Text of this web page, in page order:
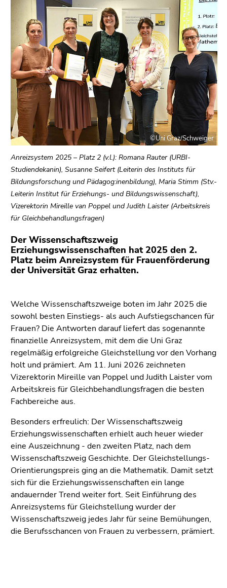
Sie diesen
Link.
Zum
Inhalt
(Zugriffstaste
1)
Zur
Positionsanzeige
(Zugriffstaste
2)
Zur
Hauptnavigation
(Zugriffstaste
3)
Zu
den
Zusatzinformationen
5)
Zu
den
(Zugriffstaste
8)
Zur
Suche
(Zugriffstaste
9)
©Uni Graz/Schweiger
Anreizsystem 2025 – Platz 2 (v.l.): Romana Rauter (URBI-
Studiendekanin), Susanne Seifert (Leiterin des Instituts für
Bildungsforschung und Pädagog:inenbildung), Maria Stimm (Stv.-
Leiterin Institut für Erziehungs- und Bildungswissenschaft),
Vizerektorin Mireille van Poppel und Judith Laister (Arbeitskreis
für Gleichbehandlungsfragen)
Der Wissenschaftszweig
Erziehungswissenschaften hat 2025 den 2.
Platz beim Anreizsystem für Frauenförderung
der Universität Graz erhalten.
Welche Wissenschaftszweige boten im Jahr 2025 die
sowohl besten Einstiegs- als auch Aufstiegschancen für
Frauen? Die Antworten darauf liefert das sogenannte
finanzielle Anreizsystem, mit dem die Uni Graz
regelmäßig erfolgreiche Gleichstellung vor den Vorhang
holt und prämiert. Am 11. Juni 2026 zeichneten
Vizerektorin Mireille van Poppel und Judith Laister vom
Arbeitskreis für Gleichbehandlungsfragen die besten
Fachbereiche aus.
Besonders erfreulich: Der Wissenschaftszweig
Erziehungswissenschaften erhielt auch heuer wieder
eine Auszeichnung - den zweiten Platz, nach dem
Wissenschaftszweig Geschichte. Der Gleichstellungs-
Orientierungspreis ging an die Mathematik. Damit setzt
sich für die Erziehungswissenschaften ein lange
andauernder Trend weiter fort. Seit Einführung des
Anreizsystems für Gleichstellung wurder der
Wissenschaftszweig jedes Jahr für seine Bemühungen,
die Berufsschancen von Frauen zu verbessern, prämiert.